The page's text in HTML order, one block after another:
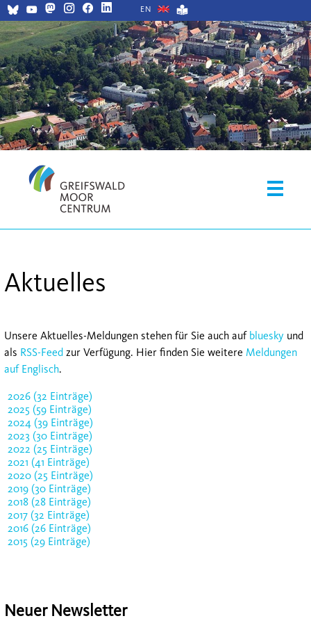
EN
Aktuelles
Unsere Aktuelles-Meldungen stehen für Sie auch auf bluesky und
als RSS-Feed zur Verfügung. Hier finden Sie weitere Meldungen
auf Englisch.
2026 (32 Einträge)
2025 (59 Einträge)
2024 (39 Einträge)
2023 (30 Einträge)
2022 (25 Einträge)
2021 (41 Einträge)
2020 (25 Einträge)
2019 (30 Einträge)
2018 (28 Einträge)
2017 (32 Einträge)
2016 (26 Einträge)
2015 (29 Einträge)
Neuer Newsletter